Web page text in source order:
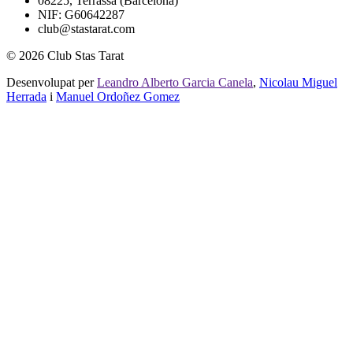
NIF: G60642287
club@stastarat.com
© 2026 Club Stas Tarat
Desenvolupat perLeandro Alberto Garcia Canela, Nicolau Miguel
Herrada i Manuel Ordoñez Gomez